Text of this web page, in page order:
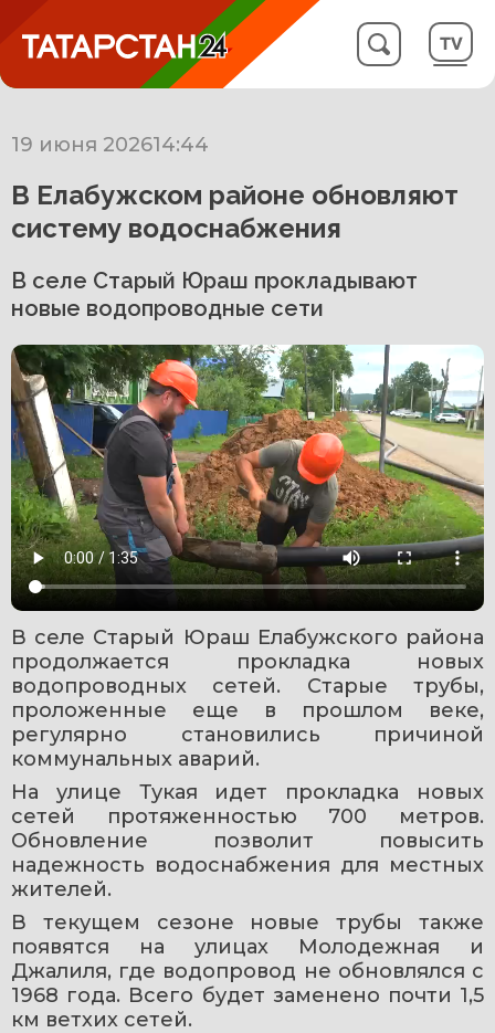
19 июня 202614:44
В Елабужском районе обновляют
систему водоснабжения
В селе Старый Юраш прокладывают
новые водопроводные сети
В селе Старый Юраш Елабужского района
продолжается прокладка новых
водопроводных сетей. Старые трубы,
проложенные еще в прошлом веке,
регулярно становились причиной
коммунальных аварий.
На улице Тукая идет прокладка новых
сетей протяженностью 700 метров.
Обновление позволит повысить
надежность водоснабжения для местных
жителей.
В текущем сезоне новые трубы также
появятся на улицах Молодежная и
Джалиля, где водопровод не обновлялся с
1968 года. Всего будет заменено почти 1,5
км ветхих сетей.